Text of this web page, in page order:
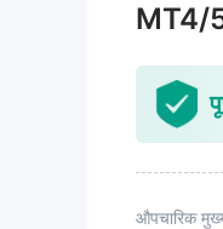
MT4/
औपचारिक